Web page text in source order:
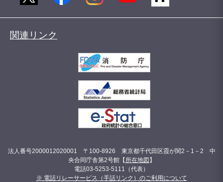
関連リンク
法人番号2000012020001 〒100-8926 東京都千代田区霞が関2－1－2 中
央合同庁舎第2号館【 所在地図 】
電話03-5253-5111（代表）
※ 電話リレーサービス（手話リンク）のご利用について